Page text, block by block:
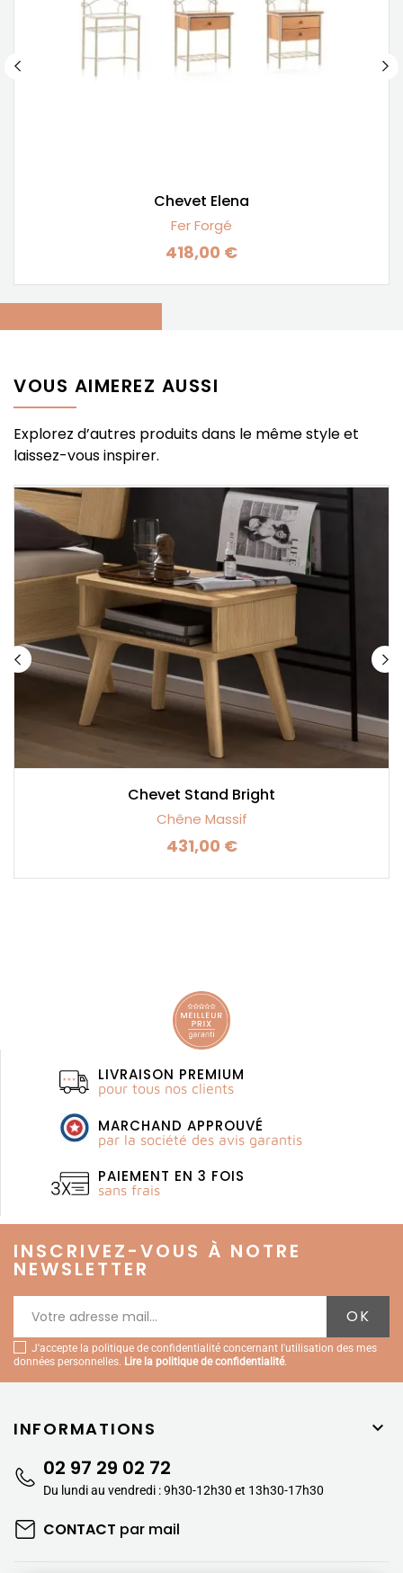
Chevet Elena
Fer Forgé
Prix
418,00 €
VOUS AIMEREZ AUSSI
Explorez d’autres produits dans le même style et
laissez-vous inspirer.
Chevet Stand Bright
Chêne Massif
Prix
431,00 €
LIVRAISON PREMIUM
pour tous nos clients
MARCHAND APPROUVÉ
par la société des avis garantis
PAIEMENT EN 3 FOIS
sans frais
INSCRIVEZ-VOUS À NOTRE
NEWSLETTER
J'accepte la politique de confidentialité concernant l'utilisation des mes
données personnelles. Lire la politique de confidentialité.
INFORMATIONS 
02 97 29 02 72
Du lundi au vendredi : 9h30-12h30 et 13h30-17h30
CONTACT par mail